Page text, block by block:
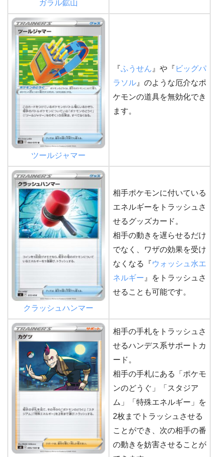
ガラル鉱山
ツールジャマー
『ふうせん 』や『 ビッグパ
ラソル 』のような厄介なポ
ケモンの道具を無効化でき
ます。
クラッシュハンマー
相手ポケモンに付いている
エネルギーをトラッシュさ
せるグッズカード。
相手の動きを遅らせるだけ
でなく、ワザの効果を受け
なくなる『ウォッシュ水エ
ネルギー 』をトラッシュさ
せることも可能です。
相手の手札をトラッシュさ
せるハンデス系サポートカ
ード。
相手の手札にある「ポケモ
ンのどうぐ」「スタジア
ム」「特殊エネルギー」を
2枚までトラッシュさせる
ことができ、次の相手の番
の動きを妨害させることが